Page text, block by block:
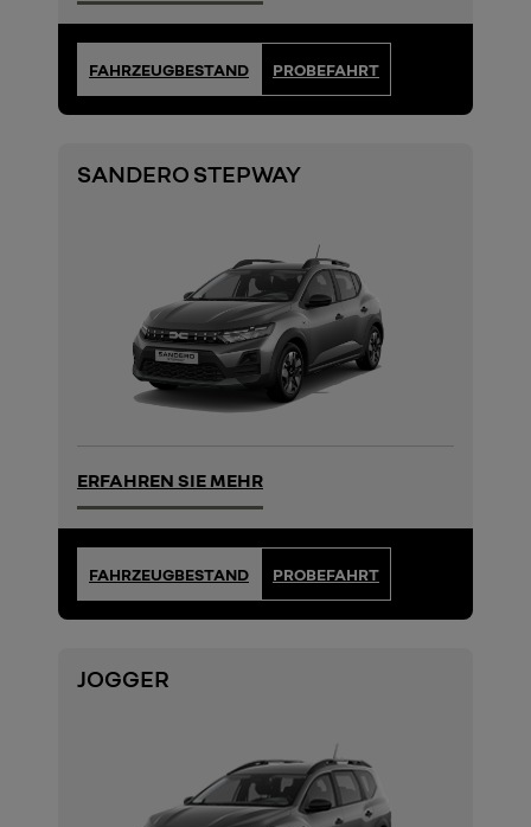
FAHRZEUGBESTAND PROBEFAHRT
SANDERO STEPWAY
ERFAHREN SIE MEHR
FAHRZEUGBESTAND PROBEFAHRT
JOGGER